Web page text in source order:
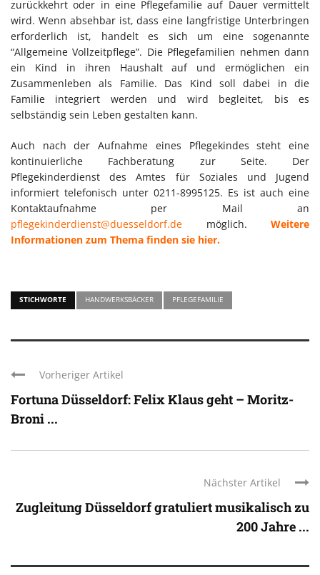
zurückkehrt oder in eine Pflegefamilie auf Dauer vermittelt
wird. Wenn absehbar ist, dass eine langfristige Unterbringen
erforderlich ist, handelt es sich um eine sogenannte
“Allgemeine Vollzeitpflege”. Die Pflegefamilien nehmen dann
ein Kind in ihren Haushalt auf und ermöglichen ein
Zusammenleben als Familie. Das Kind soll dabei in die
Familie integriert werden und wird begleitet, bis es
selbständig sein Leben gestalten kann.
Auch nach der Aufnahme eines Pflegekindes steht eine
kontinuierliche Fachberatung zur Seite. Der
Pflegekinderdienst des Amtes für Soziales und Jugend
informiert telefonisch unter 0211-8995125. Es ist auch eine
Kontaktaufnahme per Mail an
pflegekinderdienst@duesseldorf.de möglich. Weitere
Informationen zum Thema finden sie hier.
STICHWORTE HANDWERKSBÄCKER PFLEGEFAMILIE
Vorheriger Artikel
Fortuna Düsseldorf: Felix Klaus geht – Moritz-
Broni ...
Nächster Artikel
Zugleitung Düsseldorf gratuliert musikalisch zu
200 Jahre ...